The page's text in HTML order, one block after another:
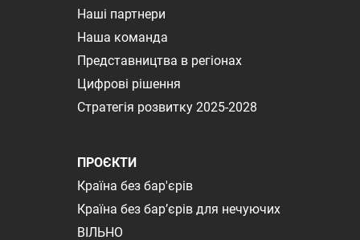
Наші партнери
Наша команда
Представництва в регіонах
Цифрові рішення
Стратегія розвитку 2025-2028
ПРОЄКТИ
Країна без бар'єрів
Країна без бар’єрів для нечуючих
ВІЛЬНО